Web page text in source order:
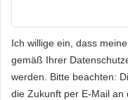
Ich willige ein, dass
gemäß Ihrer
werden. Bitte beachten:
die Zukunft per E-Mail an